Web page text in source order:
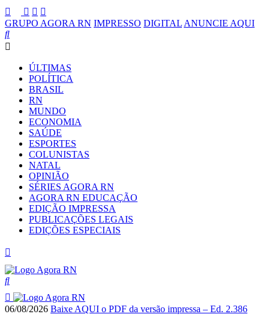
GRUPO AGORA RN IMPRESSO DIGITAL ANUNCIE AQUI
ÚLTIMAS
POLÍTICA
BRASIL
RN
MUNDO
ECONOMIA
SAÚDE
ESPORTES
COLUNISTAS
NATAL
OPINIÃO
SÉRIES AGORA RN
AGORA RN EDUCAÇÃO
EDIÇÃO IMPRESSA
PUBLICAÇÕES LEGAIS
EDIÇÕES ESPECIAIS
06/08/2026 Baixe AQUI o PDF da versão impressa – Ed. 2.386